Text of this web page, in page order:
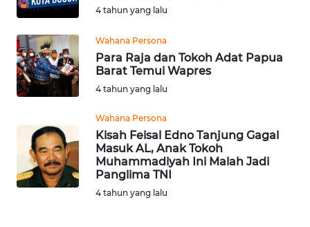
4 tahun yang lalu
Wahana Persona
Para Raja dan Tokoh Adat Papua
Barat Temui Wapres
4 tahun yang lalu
Wahana Persona
Kisah Feisal Edno Tanjung Gagal
Masuk AL, Anak Tokoh
Muhammadiyah Ini Malah Jadi
Panglima TNI
4 tahun yang lalu
SULBAR
WN
BABEL
WN
SUMBAR
WN